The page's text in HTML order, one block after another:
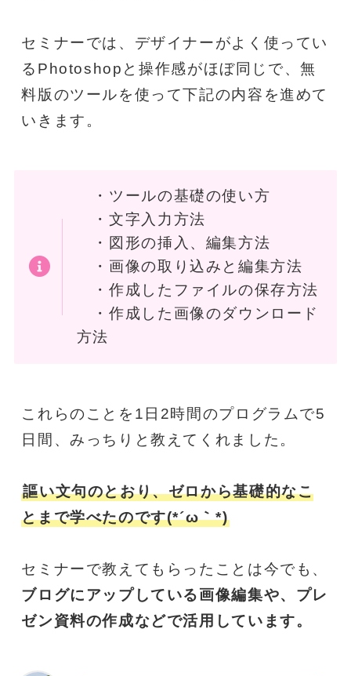
セミナーでは、デザイナーがよく使ってい
るPhotoshopと操作感がほぼ同じで、無
料版のツールを使って下記の内容を進めて
いきます。
・ツールの基礎の使い方
・文字入力方法
・図形の挿入、編集方法
・画像の取り込みと編集方法
・作成したファイルの保存方法
・作成した画像のダウンロード
方法
これらのことを1日2時間のプログラムで5
日間、みっちりと教えてくれました。
謳い文句のとおり、ゼロから基礎的なこ
とまで学べたのです(*´ω｀*)
セミナーで教えてもらったことは今でも、
ブログにアップしている画像編集や、プレ
ゼン資料の作成などで活用しています。